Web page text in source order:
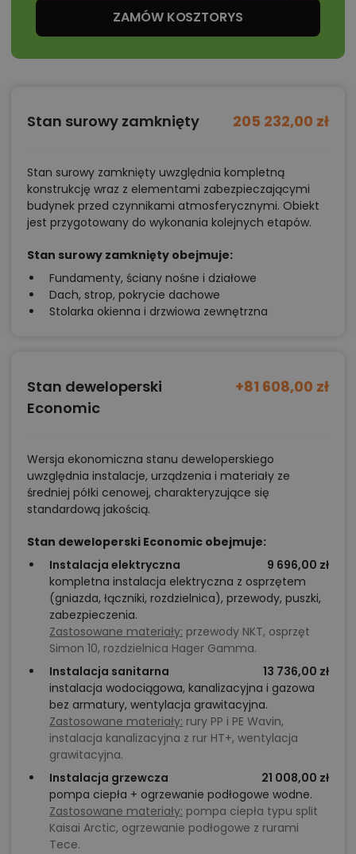
ZAMÓW KOSZTORYS
Stan surowy zamknięty 205 232,00 zł
Stan surowy zamknięty uwzględnia kompletną
konstrukcję wraz z elementami zabezpieczającymi
budynek przed czynnikami atmosferycznymi. Obiekt
jest przygotowany do wykonania kolejnych etapów.
Stan surowy zamknięty obejmuje:
Fundamenty, ściany nośne i działowe
Dach, strop, pokrycie dachowe
Stolarka okienna i drzwiowa zewnętrzna
Stan deweloperski
Economic
+81 608,00 zł
Wersja ekonomiczna stanu deweloperskiego
uwzględnia instalacje, urządzenia i materiały ze
średniej półki cenowej, charakteryzujące się
standardową jakością.
Stan deweloperski Economic obejmuje:
Instalacja elektryczna
9 696,00 zł
kompletna instalacja elektryczna z osprzętem
(gniazda, łączniki, rozdzielnica), przewody, puszki,
zabezpieczenia.
Zastosowane materiały: przewody NKT, osprzęt
Simon 10, rozdzielnica Hager Gamma.
Instalacja sanitarna
13 736,00 zł
instalacja wodociągowa, kanalizacyjna i gazowa
bez armatury, wentylacja grawitacyjna.
Zastosowane materiały: rury PP i PE Wavin,
instalacja kanalizacyjna z rur HT+, wentylacja
grawitacyjna.
Instalacja grzewcza
21 008,00 zł
pompa ciepła + ogrzewanie podłogowe wodne.
Zastosowane materiały: pompa ciepła typu split
Kaisai Arctic, ogrzewanie podłogowe z rurami
Tece.